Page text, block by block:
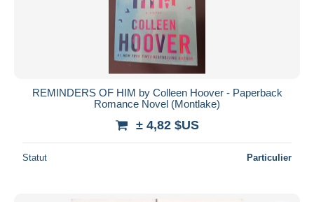
REMINDERS OF HIM by Colleen Hoover - Paperback
Romance Novel (Montlake)
± 4,82 $US
Statut Particulier